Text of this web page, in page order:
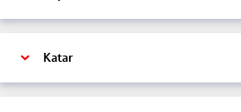
Katar